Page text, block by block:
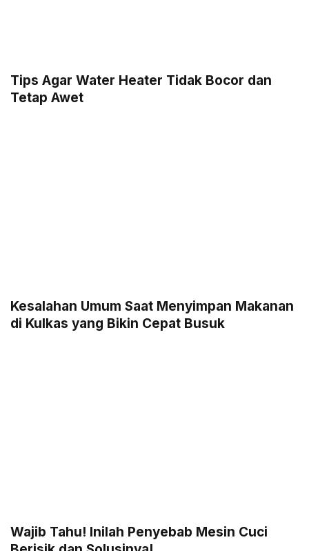
Tips Agar Water Heater Tidak Bocor dan
Tetap Awet
Kesalahan Umum Saat Menyimpan Makanan
di Kulkas yang Bikin Cepat Busuk
Wajib Tahu! Inilah Penyebab Mesin Cuci